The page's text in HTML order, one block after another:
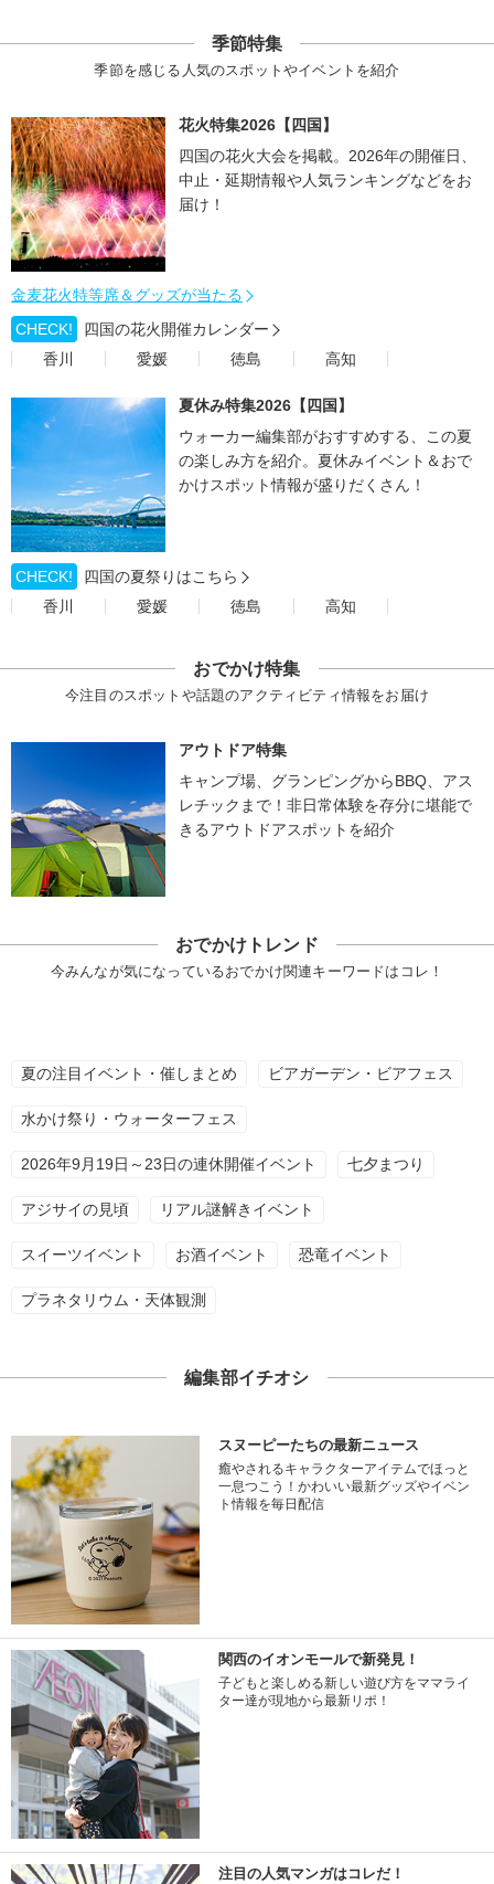
季節特集
季節を感じる人気のスポットやイベントを紹介
花火特集2026【四国】
四国の花火大会を掲載。2026年の開催日、
中止・延期情報や人気ランキングなどをお
届け！
金麦花火特等席＆グッズが当たる
CHECK!
四国の花火開催カレンダー
香川
愛媛 徳島 高知
夏休み特集2026【四国】
ウォーカー編集部がおすすめする、この夏
の楽しみ方を紹介。夏休みイベント＆おで
かけスポット情報が盛りだくさん！
CHECK!
四国の夏祭りはこちら
香川
愛媛 徳島 高知
おでかけ特集
今注目のスポットや話題のアクティビティ情報をお届け
アウトドア特集
キャンプ場、グランピングからBBQ、アス
レチックまで！非日常体験を存分に堪能で
きるアウトドアスポットを紹介
おでかけトレンド
今みんなが気になっているおでかけ関連キーワードはコレ！
夏の注目イベント・催しまとめ ビアガーデン・ビアフェス
水かけ祭り・ウォーターフェス
2026年9月19日～23日の連休開催イベント 七夕まつり
アジサイの見頃 リアル謎解きイベント
スイーツイベント お酒イベント 恐竜イベント
プラネタリウム・天体観測
編集部イチオシ
スヌーピーたちの最新ニュース
癒やされるキャラクターアイテムでほっと
一息つこう！かわいい最新グッズやイベン
ト情報を毎日配信
関西のイオンモールで新発見！
子どもと楽しめる新しい遊び方をママライ
ター達が現地から最新リポ！
注目の人気マンガはコレだ！